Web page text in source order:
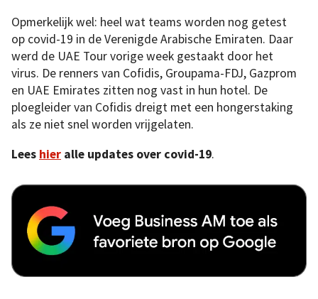
Opmerkelijk wel: heel wat teams worden nog getest
op covid-19 in de Verenigde Arabische Emiraten. Daar
werd de UAE Tour vorige week gestaakt door het
virus. De renners van Cofidis, Groupama-FDJ, Gazprom
en UAE Emirates zitten nog vast in hun hotel. De
ploegleider van Cofidis dreigt met een hongerstaking
als ze niet snel worden vrijgelaten.
Lees hier alle updates over covid-19.